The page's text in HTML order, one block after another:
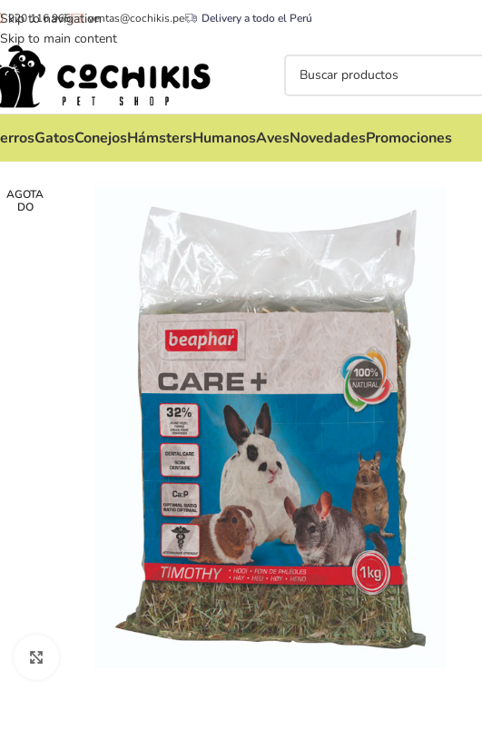
Skip to navigation
Skip to main content
920 116 965 ventas@cochikis.pe Delivery a todo el Perú
GatosConejosHámstersHumanosAvesNovedadesPromociones
AGOTA
DO